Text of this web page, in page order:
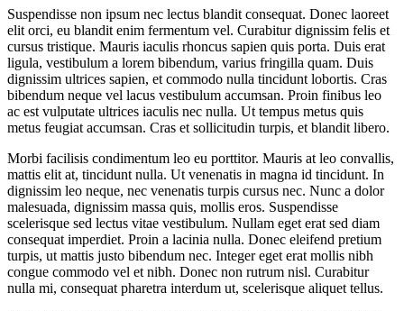
Suspendisse non ipsum nec lectus blandit consequat. Donec laoreet
elit orci, eu blandit enim fermentum vel. Curabitur dignissim felis et
cursus tristique. Mauris iaculis rhoncus sapien quis porta. Duis erat
ligula, vestibulum a lorem bibendum, varius fringilla quam. Duis
dignissim ultrices sapien, et commodo nulla tincidunt lobortis. Cras
bibendum neque vel lacus vestibulum accumsan. Proin finibus leo
ac est vulputate ultrices iaculis nec nulla. Ut tempus metus quis
metus feugiat accumsan. Cras et sollicitudin turpis, et blandit libero.
Morbi facilisis condimentum leo eu porttitor. Mauris at leo convallis,
mattis elit at, tincidunt nulla. Ut venenatis in magna id tincidunt. In
dignissim leo neque, nec venenatis turpis cursus nec. Nunc a dolor
malesuada, dignissim massa quis, mollis eros. Suspendisse
scelerisque sed lectus vitae vestibulum. Nullam eget erat sed diam
consequat imperdiet. Proin a lacinia nulla. Donec eleifend pretium
turpis, ut mattis justo bibendum nec. Integer eget erat mollis nibh
congue commodo vel et nibh. Donec non rutrum nisl. Curabitur
nulla mi, consequat pharetra interdum ut, scelerisque aliquet tellus.